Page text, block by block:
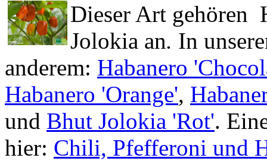
Dieser Art gehören
Jolokia an. In
anderem: Habanero
Habanero 'Orange',
und Bhut Jolokia 'Rot'.
hier: Chili, Pfefferoni und